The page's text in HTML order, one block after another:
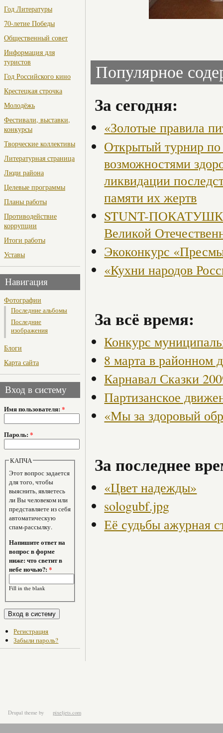
Год Литературы
70-летие Победы
Общественный совет
Информация для
туристов
Год Российского кино
Крестецкая строчка
Молодёжь
Фестивали, выставки,
конкурсы
Творческие коллективы
Литературная страница
Люди района
Целевые программы
Планы работы
Противодействие
коррупции
Итоги работы
Уставы
Навигация
Фотографии
Последние альбомы
Последние
изображения
Блоги
Карта сайта
Вход в систему
Имя пользователя: *
Пароль: *
КАПЧА
Этот вопрос задается
для того, чтобы
выяснить, являетесь
ли Вы человеком или
представляете из себя
автоматическую
спам-рассылку.
Напишите ответ на
вопрос в форме
ниже: что светит в
небе ночью?:*
Fill in the blank
Регистрация
Забыли пароль?
Популярное
За сегодня:
«Золотые правила
Открытый турнир
возможностями
ликвидации
памяти их жертв
STUNT-
Великой
Экоконкурс
«Кухни народов
За всё время:
Конкурс
8 марта в районном
Карнавал Сказки
Партизанское
«Мы за здоровый
За последнее
«Цвет надежды»
sologubf.jpg
Её судьбы ажурная
Drupal theme by pixeljets.com